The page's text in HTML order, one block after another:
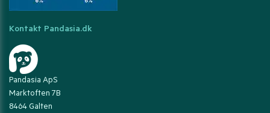
Kontakt Pandasia.dk
Pandasia ApS
Marktoften 7B
8464 Galten